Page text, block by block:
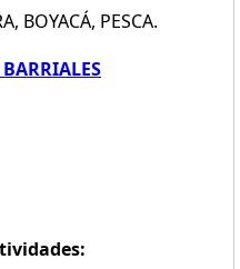
BOYACÁ, PESCA.